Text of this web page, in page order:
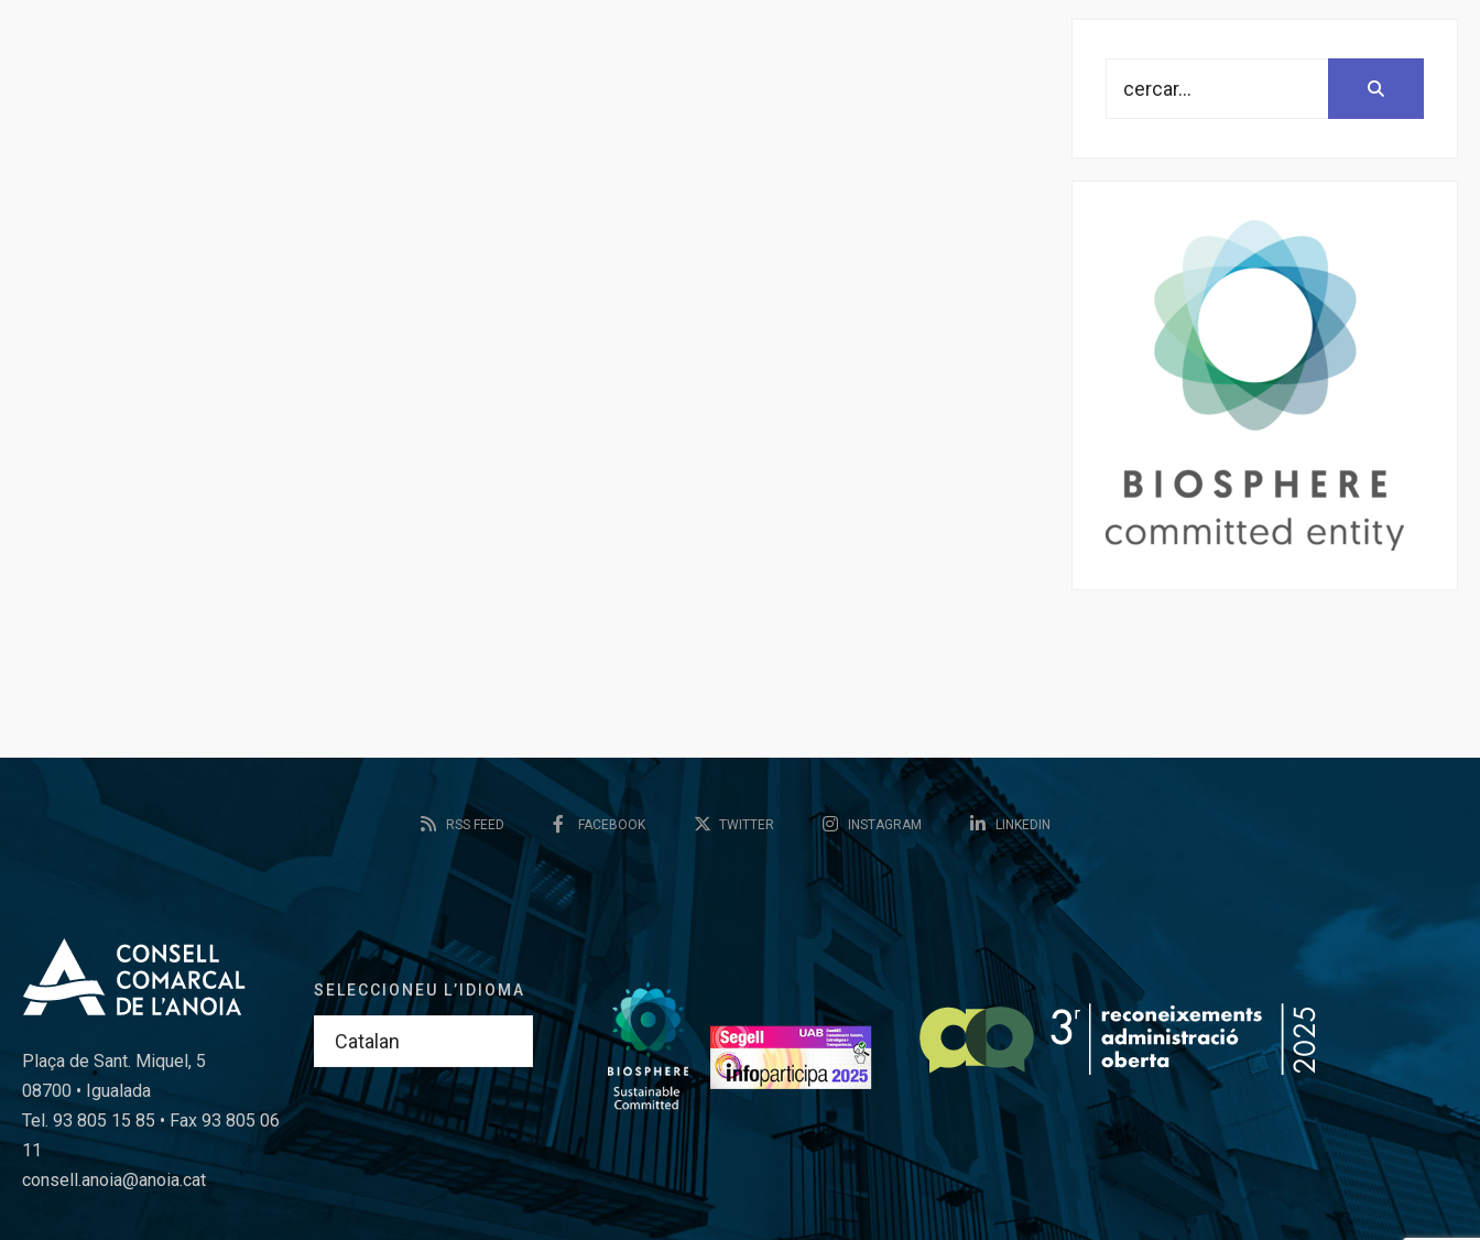
RSS FEED FACEBOOK TWITTER INSTAGRAM LINKEDIN
Plaça de Sant. Miquel, 5
08700 • Igualada
Tel. 93 805 15 85 • Fax 93 805 06
11
consell.anoia@anoia.cat
SELECCIONEU L’IDIOMA